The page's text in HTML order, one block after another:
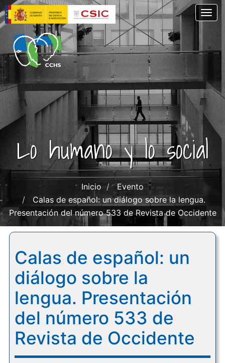
Pasar
al
contenido
principal
Lo humano y lo social
Inicio
Evento
Calas de español: un diálogo sobre la lengua.
Presentación del número 533 de Revista de Occidente
Calas de español: un
diálogo sobre la
lengua. Presentación
del número 533 de
Revista de Occidente